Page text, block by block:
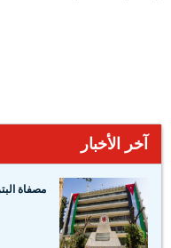
آخر الأخبار
مصفاة البترول